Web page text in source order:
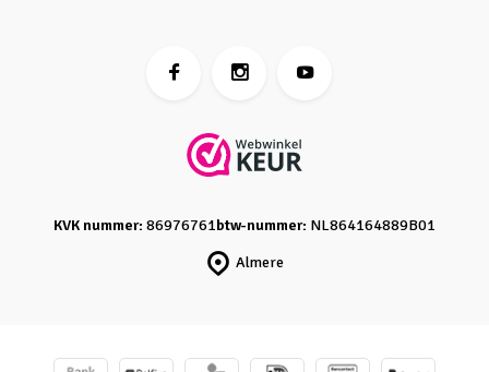
Almere
KVK nummer: 86976761btw-nummer: NL864164889B01